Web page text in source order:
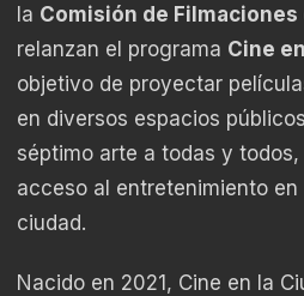
la Comisión de Filmaciones
relanzan el programa Cine
objetivo de proyectar
en diversos espacios
séptimo arte a todas y
acceso al entretenimiento
ciudad.
Nacido en 2021, Cine en la